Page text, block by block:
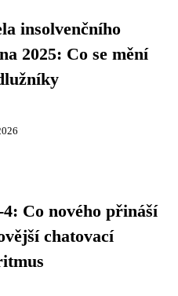
insolvenčního
2025: Co se mění
4: Co nového přináší
chatovací